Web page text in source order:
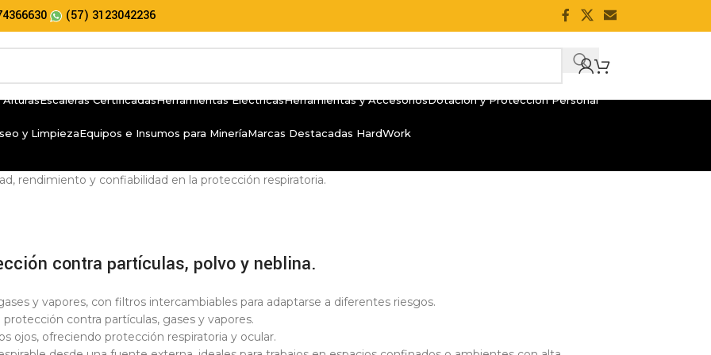
(57) 3123042236
Escaleras CertificadasHerramientas EléctricasHerramientas y AccesoriosDotación y Protección Personal
y LimpiezaEquipos e Insumos para MineríaMarcas Destacadas HardWork
rendimiento y confiabilidad en la protección respiratoria.
contra partículas, polvo y neblina.
y vapores, con filtros intercambiables para adaptarse a diferentes riesgos.
contra partículas, gases y vapores.
ojos, ofreciendo protección respiratoria y ocular.